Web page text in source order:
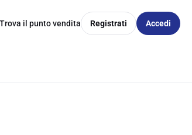
Trova il punto vendita Registrati Accedi